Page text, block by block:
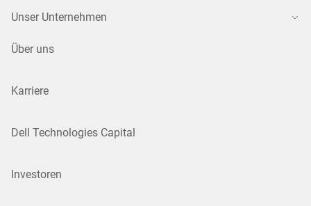
Unser Unternehmen
Über uns
Karriere
Dell Technologies Capital
Investoren